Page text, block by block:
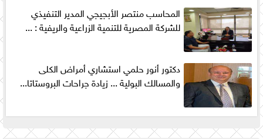
المحاسب منتصر الأبجيجي المدير التنفيذي
للشركة المصرية للتنمية الزراعية والريفية : ...
دكتور أنور حلمي استشاري أمراض الكلى
والمسالك البولية ... زيادة جراحات البروستاتا...